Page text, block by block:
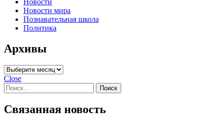
Новости мира
Познавательная школа
Политика
Архивы
Архивы
Close
Найти:
Связанная новость